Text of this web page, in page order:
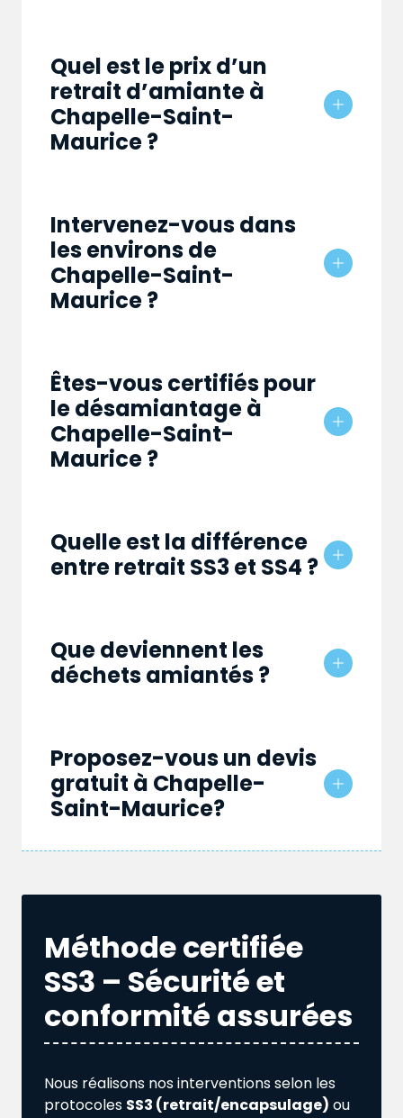
Quel est le prix d’un
retrait d’amiante à
Chapelle-Saint-
Maurice ?
Intervenez-vous dans
les environs de
Chapelle-Saint-
Maurice ?
Êtes-vous certifiés pour
le désamiantage à
Chapelle-Saint-
Maurice ?
Quelle est la différence
entre retrait SS3 et SS4 ?
Que deviennent les
déchets amiantés ?
Proposez-vous un devis
gratuit à Chapelle-
Saint-Maurice?
Méthode certifiée
SS3 – Sécurité et
conformité assurées
Nous réalisons nos interventions selon les
protocoles SS3 (retrait/encapsulage) ou